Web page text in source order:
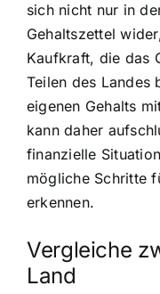
sich nicht nur in
Gehaltszettel
Kaufkraft, die das
Teilen des Landes
eigenen Gehalts
kann daher
finanzielle
mögliche Schritte
erkennen.
Vergleiche
Land